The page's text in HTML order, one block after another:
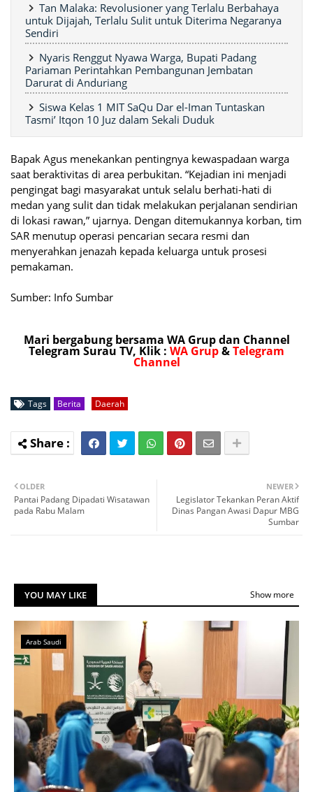
Tan Malaka: Revolusioner yang Terlalu Berbahaya
untuk Dijajah, Terlalu Sulit untuk Diterima Negaranya
Sendiri
Nyaris Renggut Nyawa Warga, Bupati Padang
Pariaman Perintahkan Pembangunan Jembatan
Darurat di Anduriang
Siswa Kelas 1 MIT SaQu Dar el-Iman Tuntaskan
Tasmi’ Itqon 10 Juz dalam Sekali Duduk
Bapak Agus menekankan pentingnya kewaspadaan warga
saat beraktivitas di area perbukitan. “Kejadian ini menjadi
pengingat bagi masyarakat untuk selalu berhati-hati di
medan yang sulit dan tidak melakukan perjalanan sendirian
di lokasi rawan,” ujarnya. Dengan ditemukannya korban, tim
SAR menutup operasi pencarian secara resmi dan
menyerahkan jenazah kepada keluarga untuk prosesi
pemakaman.
Sumber: Info Sumbar
Mari bergabung bersama WA Grup dan Channel
Telegram Surau TV, Klik : WA Grup&Telegram
Channel
Tags Berita Daerah
NEWER
Legislator Tekankan Peran Aktif
Dinas Pangan Awasi Dapur MBG
Sumbar
OLDER
Pantai Padang Dipadati Wisatawan
pada Rabu Malam
YOU MAY LIKE Show more
Arab Saudi